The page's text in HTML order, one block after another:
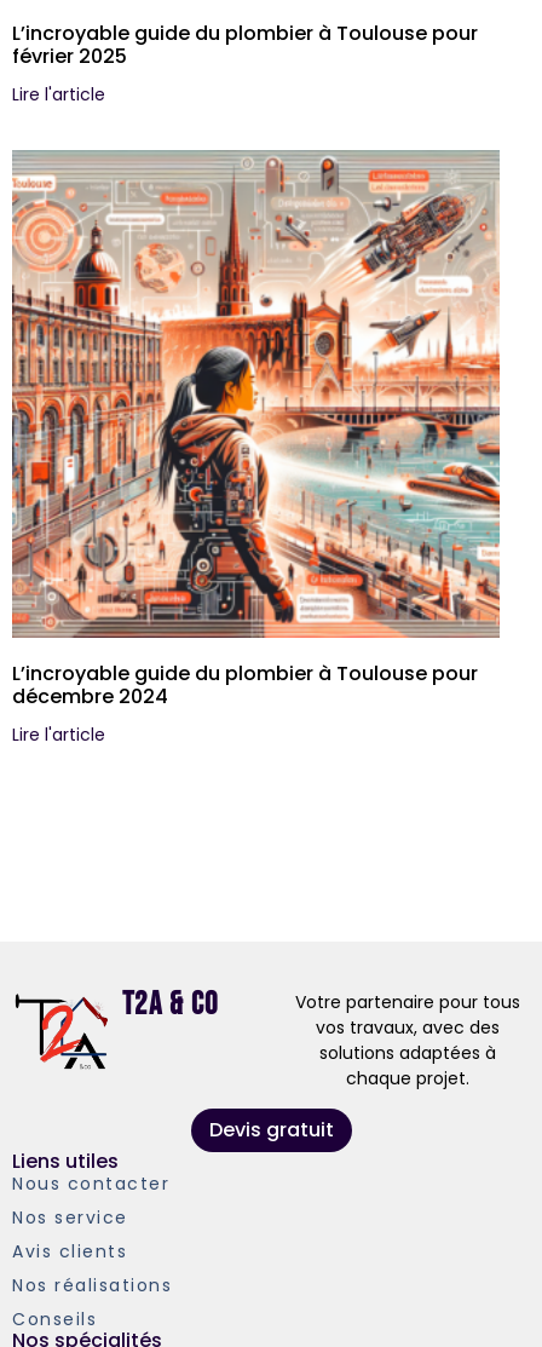
L’incroyable guide du plombier à Toulouse pour
février 2025
Lire l'article
L’incroyable guide du plombier à Toulouse pour
décembre 2024
Lire l'article
Liens utiles
Nous contacter
Nos service
Avis clients
Nos réalisations
Conseils
Nos spécialités
T2A & Co
Votre partenaire pour tous
vos travaux, avec des
solutions adaptées à
chaque projet.
Devis gratuit